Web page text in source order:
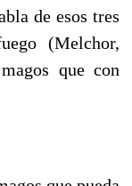
de esos tres
(Melchor,
que con